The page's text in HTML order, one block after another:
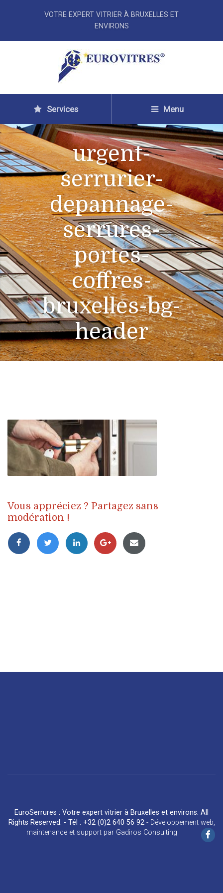
VOTRE EXPERT VITRIER À BRUXELLES ET
ENVIRONS
Services Menu
urgent-
serrurier-
depannage-
serrures-
portes-
coffres-
bruxelles-bg-
header
Vous appréciez ? Partagez sans
modération !
EuroSerrures : Votre expert vitrier à Bruxelles et environs. All
Rights Reserved. - Tél : +32 (0)2 640 56 92- Développement web,
maintenance et support par Gadiros Consulting